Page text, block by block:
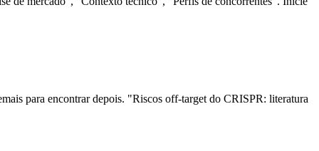
para encontrar depois. "Riscos off-target do CRISPR: literatura